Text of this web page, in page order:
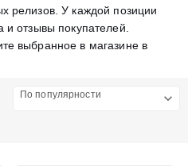
релизов. У каждой позиции
отзывы покупателей.
выбранное в магазине в
По популярности